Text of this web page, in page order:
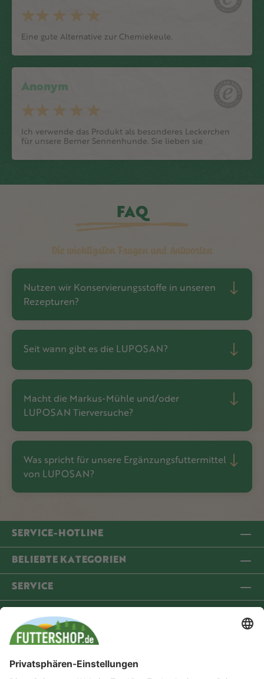
Eine gute Alternative zur Chemiekeule.
Anonym
Ich verwende das Produkt als besonderes Leckerchen
für unsere Berner Sennenhunde. Sie lieben sie
FAQ
Die wichtigsten Fragen und Antworten
Nutzen wir Konservierungsstoffe in unseren
Rezepturen?
Seit wann gibt es die LUPOSAN?
Macht die Markus-Mühle und/oder
LUPOSAN Tierversuche?
Was spricht für unsere Ergänzungsfuttermittel
von LUPOSAN?
SERVICE-HOTLINE
BELIEBTE KATEGORIEN
SERVICE
COMMUNITY
VERSANDPARTNER